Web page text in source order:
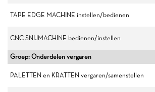
TAPE EDGE MACHINE instellen/bedienen
CNC SNIJMACHINE bedienen/instellen
Groep: Onderdelen vergaren
PALETTEN en KRATTEN vergaren/samenstellen